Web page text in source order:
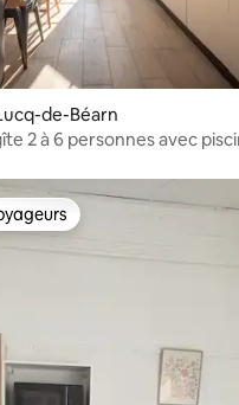
de-Béarn
2 à 6 personnes avec